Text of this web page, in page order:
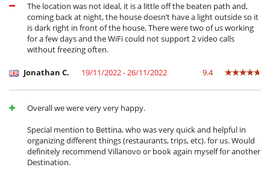
The location was not ideal, it is a little off the beaten path and,
coming back at night, the house doesn’t have a light outside so it
is dark right in front of the house. There were two of us working
for a few days and the WiFi could not support 2 video calls
without freezing often.
Jonathan C. 19/11/2022 - 26/11/2022 9.4
Overall we were very very happy.
Special mention to Bettina, who was very quick and helpful in
organizing different things (restaurants, trips, etc). for us. Would
definitely recommend Villanovo or book again myself for another
Destination.